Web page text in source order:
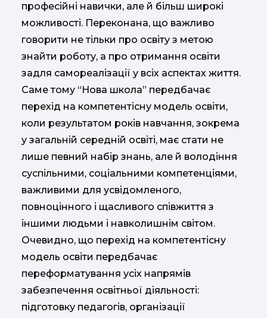
професійні навички, але й більш широкі
можливості. Переконана, що важливо
говорити не тільки про освіту з метою
знайти роботу, а про отримання освіти
задля самореалізації у всіх аспектах життя.
Саме тому “Нова школа” передбачає
перехід на компетентісну модель освіти,
коли результатом років навчання, зокрема
у загальній середній освіті, має стати не
лише певний набір знань, але й володіння
суспільними, соціальними компетенціями,
важливими для усвідомленого,
повноцінного і щасливого співжиття з
іншими людьми і навколишнім світом.
Очевидно, що перехід на компетентісну
модель освіти передбачає
переформатування усіх напрямів
забезпечення освітньої діяльності:
підготовку педагогів, організації